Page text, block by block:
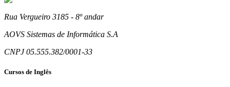
Rua Vergueiro 3185 - 8º andar
AOVS Sistemas de Informática S.A
CNPJ 05.555.382/0001-33
Cursos de Inglês